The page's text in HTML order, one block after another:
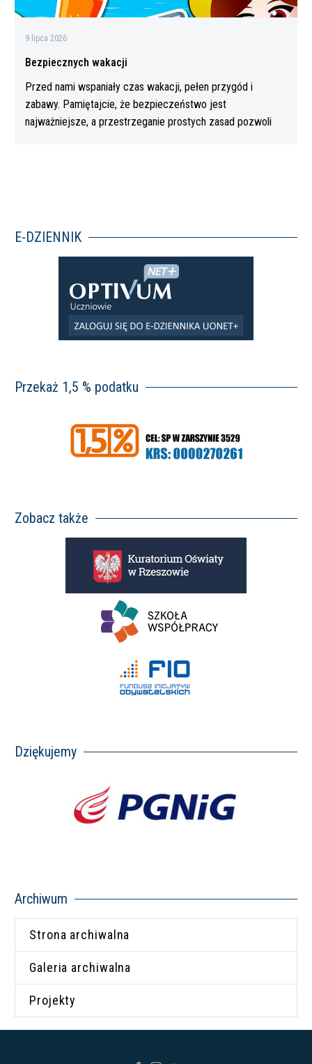
9 lipca 2026
Bezpiecznych wakacji
Przed nami wspaniały czas wakacji, pełen przygód i
zabawy. Pamiętajcie, że bezpieczeństwo jest
najważniejsze, a przestrzeganie prostych zasad pozwoli
E-DZIENNIK
Przekaż 1,5 % podatku
Zobacz także
Dziękujemy
Archiwum
Strona archiwalna
Galeria archiwalna
Projekty